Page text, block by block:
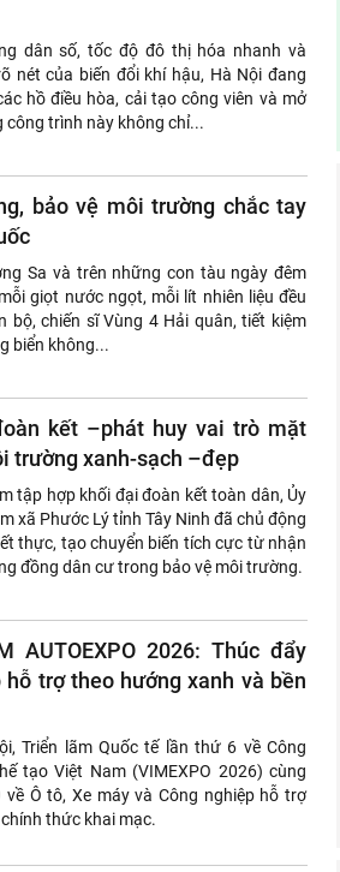
dân số, tốc độ đô thị hóa nhanh và
nét của biến đổi khí hậu, Hà Nội đang
hồ điều hòa, cải tạo công viên và mở
trình này không chỉ...
bảo vệ môi trường chắc tay
Sa và trên những con tàu ngày đêm
giọt nước ngọt, mỗi lít nhiên liệu đều
bộ, chiến sĩ Vùng 4 Hải quân, tiết kiệm
biển không...
kết –phát huy vai trò mặt
trường xanh-sạch –đẹp
tập hợp khối đại đoàn kết toàn dân, Ủy
xã Phước Lý tỉnh Tây Ninh đã chủ động
thực, tạo chuyển biến tích cực từ nhận
đồng dân cư trong bảo vệ môi trường.
AUTOEXPO 2026: Thúc đẩy
trợ theo hướng xanh và bền
Triển lãm Quốc tế lần thứ 6 về Công
tạo Việt Nam (VIMEXPO 2026) cùng
Ô tô, Xe máy và Công nghiệp hỗ trợ
thức khai mạc.